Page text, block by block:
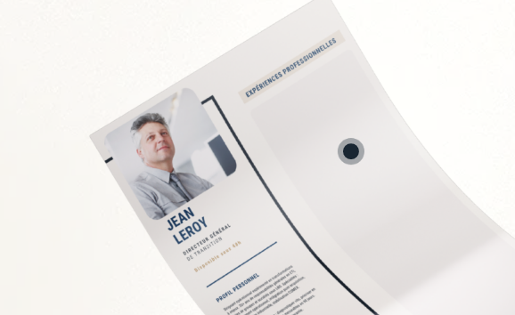
Lecture et sécurisation du modèle économique
Gouvernance et pilotage exécutif
Leadership opérationnel
Gestion de situations sensibles
Conduite du changement
Transmission et continuité